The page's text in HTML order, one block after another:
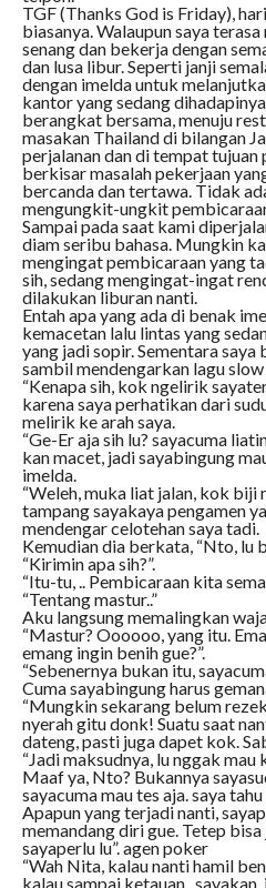
TGF (Thanks God is Friday),
biasanya. Walaupun saya
senang dan bekerja dengan
dan lusa libur. Seperti janji
dengan imelda untuk
kantor yang sedang
berangkat bersama, menuju
masakan Thailand di bilangan
perjalanan dan di tempat tujuan
berkisar masalah pekerjaan
bercanda dan tertawa. Tidak
mengungkit-ungkit
Sampai pada saat kami
diam seribu bahasa. Mungkin
mengingat pembicaraan yang
sih, sedang mengingat-ingat
dilakukan liburan nanti.
Entah apa yang ada di benak
kemacetan lalu lintas yang
yang jadi sopir. Sementara
sambil mendengarkan lagu slow
“Kenapa sih, kok ngelirik
karena saya perhatikan dari
melirik ke arah saya.
“Ge-Er aja sih lu? sayacuma
kan macet, jadi sayabingung
imelda.
“Weleh, muka liat jalan, kok biji
tampang sayakaya pengamen
mendengar celotehan saya tadi.
Kemudian dia berkata, “Nto, lu
“Kirimin apa sih?”.
“Itu-tu, .. Pembicaraan kita
“Tentang mastur..”
Aku langsung memalingkan
“Mastur? Oooooo, yang itu.
emang ingin benih gue?”.
“Sebenernya bukan itu,
Cuma sayabingung harus
“Mungkin sekarang belum
nyerah gitu donk! Suatu saat
dateng, pasti juga dapet kok.
“Jadi maksudnya, lu nggak mau
Maaf ya, Nto? Bukannya
sayacuma mau tes aja. saya
Apapun yang terjadi nanti,
memandang diri gue. Tetep
sayaperlu lu”. agen poker
“Wah Nita, kalau nanti hamil
kalau sampai ketauan..